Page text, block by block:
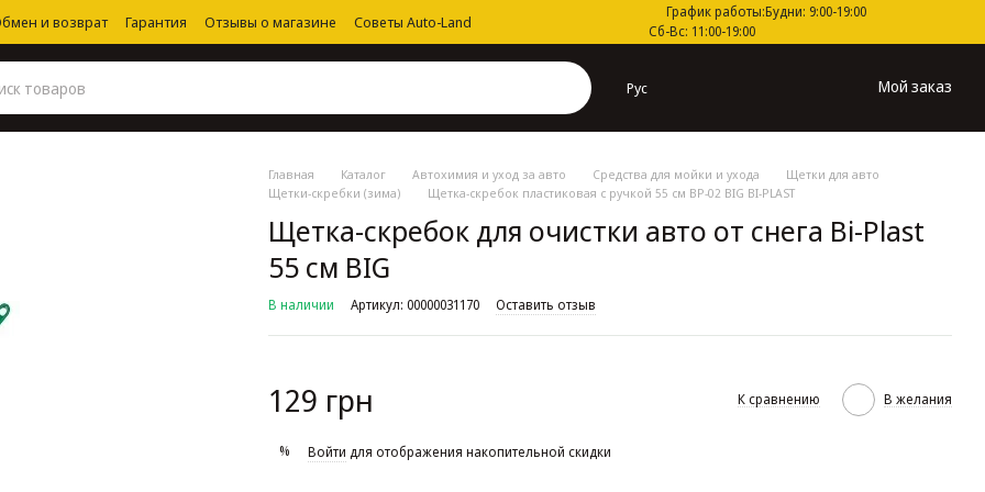
и возврат Гарантия Отзывы о магазине
Советы Auto-Land
График работы:Будни: 9:00-19:00
Сб-Вс: 11:00-19:00
Рус Мой заказ
Главная Каталог Автохимия и уход за авто Средства для мойки и ухода
Щетки для авто
Щетки-скребки (зима)
Щетка-скребок пластиковая с ручкой 55 см BP-02 BIG BI-PLAST
Щетка-скребок для очистки авто от снега Bi-Plast
55 см BIG
В наличии Артикул: 00000031170 Оставить отзыв
129 грн К сравнению В желания
% Войти для отображения накопительной скидки